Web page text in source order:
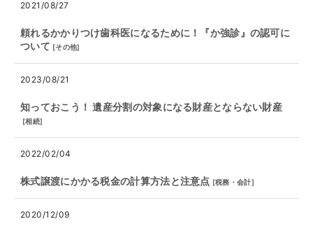
2021/08/27
頼れるかかりつけ歯科医になるために！『か強診』の認可に
ついて [その他]
2023/08/21
知っておこう！ 遺産分割の対象になる財産とならない財産
[相続]
2022/02/04
株式譲渡にかかる税金の計算方法と注意点 [税務・会計]
2020/12/09